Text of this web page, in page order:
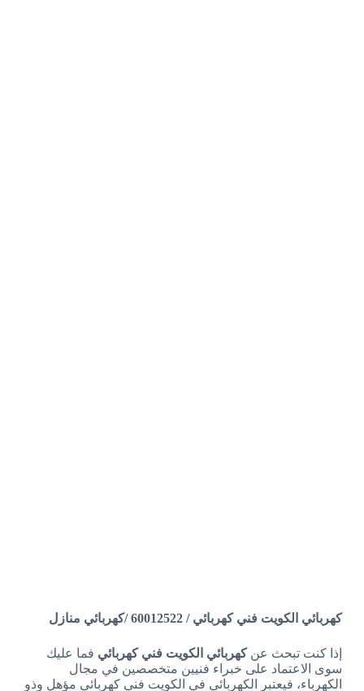
كهربائي الكويت فني كهربائي / 60012522 /كهربائي منازل
إذا كنت تبحث عنكهربائي الكويت فني كهربائي فما عليك
سوى الاعتماد على خبراء فنيين متخصصين في مجال
الكهرباء، فيعتبر الكهربائي في الكويت فني كهربائي مؤهل وذو